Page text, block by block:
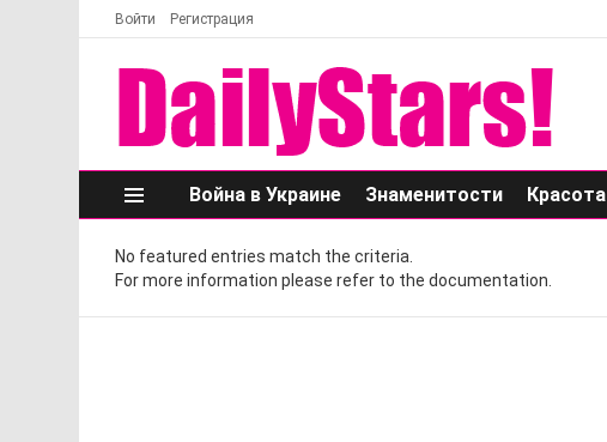
Войти Регистрация
Меню
Война в Украине Знаменитости Красота
No featured entries match the criteria.
For more information please refer to the documentation.